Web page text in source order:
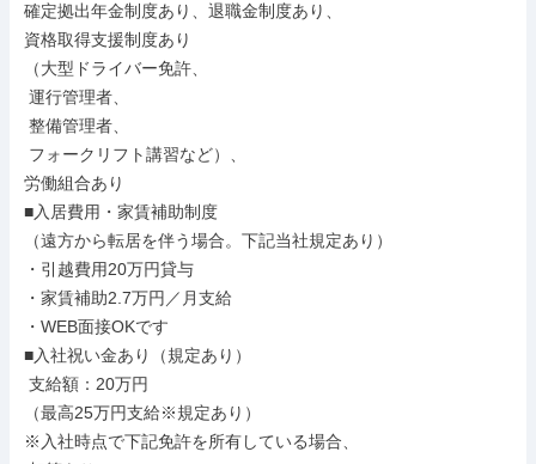
確定拠出年金制度あり、退職金制度あり、
資格取得支援制度あり
（大型ドライバー免許、
労働組合あり
■入居費用・家賃補助制度
（遠方から転居を伴う場合。下記当社規定あり）
・引越費用20万円貸与
・家賃補助2.7万円／月支給
・WEB面接OKです
■入社祝い金あり（規定あり）
（最高25万円支給※規定あり）
※入社時点で下記免許を所有している場合、